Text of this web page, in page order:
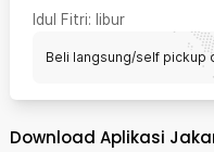
Idul Fitri: libur
Beli langsung/self pickup
Download Aplikasi